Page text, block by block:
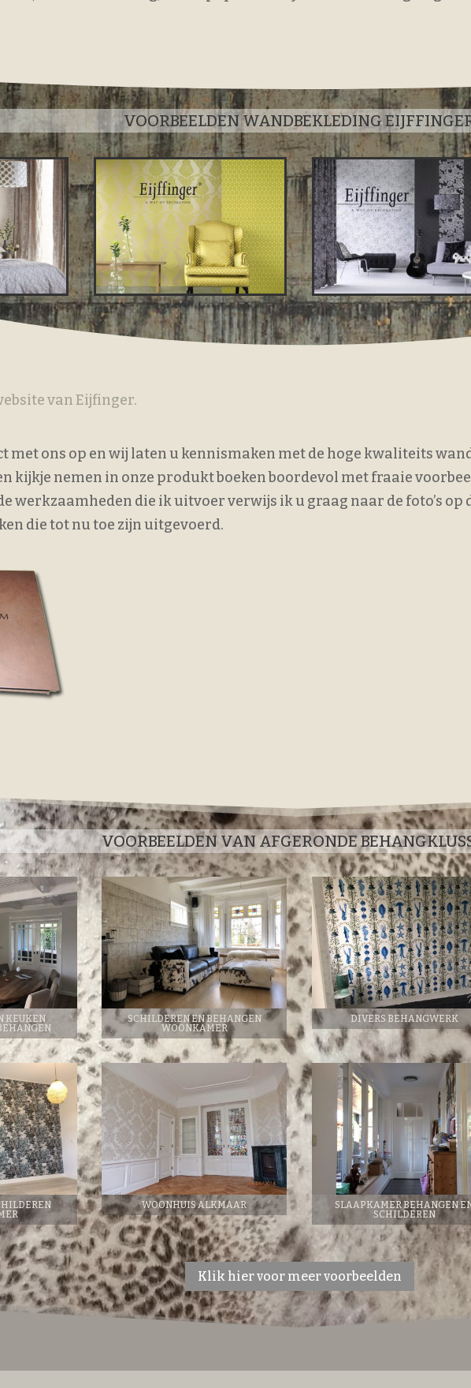
VOORBEELDEN WANDBEKLEDING
van Eijfinger.
met ons op en wij laten u kennismaken met de hoge kwaliteits
kijkje nemen in onze produkt boeken boordevol met fraaie
werkzaamheden die ik uitvoer verwijs ik u graag naar de foto’s
die tot nu toe zijn uitgevoerd.
VOORBEELDEN VAN AFGERONDE
KEUKEN
SCHILDEREN EN BEHANGEN
WOONKAMER
DIVERS BEHANGWERK
WOONHUIS ALKMAAR
SLAAPKAMER BEHANGEN
SCHILDEREN
Klik hier voor meer voorbeelden